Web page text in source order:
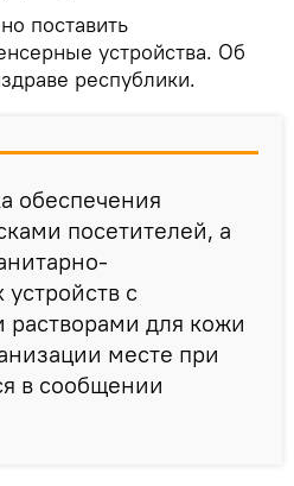
поставить
устройства. Об
республики.
обеспечения
посетителей, а
с
растворами для кожи
месте при
в сообщении